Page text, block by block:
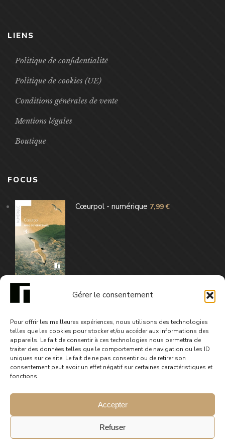
Gérer le consentement
Pour offrir les meilleures expériences, nous utilisons des technologies
telles que les cookies pour stocker et/ou accéder aux informations des
appareils. Le fait de consentir à ces technologies nous permettra de
traiter des données telles que le comportement de navigation ou les ID
uniques sur ce site. Le fait de ne pas consentir ou de retirer son
consentement peut avoir un effet négatif sur certaines caractéristiques et
fonctions.
Accepter
Refuser
LIENS
Politique de confidentialité
Politique de cookies (UE)
Conditions générales de vente
Mentions légales
Boutique
FOCUS
Cœurpol - numérique 7,99€
© 2025 Gephyre éditions. Tous droits réservés.